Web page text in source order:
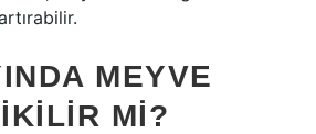
MEYVE
MI?